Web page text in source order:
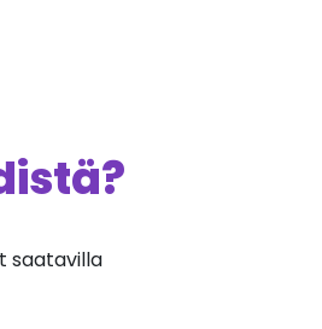
saatavilla